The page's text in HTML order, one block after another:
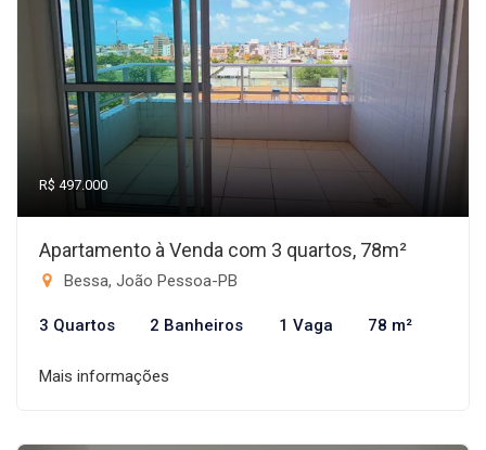
R$ 497.000
Apartamento à Venda com 3 quartos, 78m²
Bessa, João Pessoa-PB
3 Quartos 2 Banheiros 1 Vaga 78 m²
Mais informações